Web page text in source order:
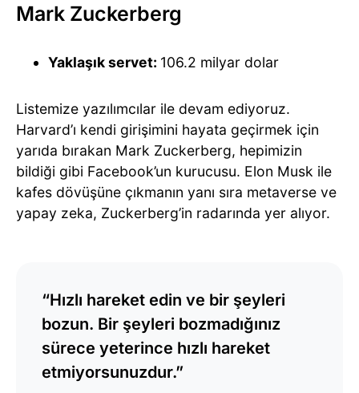
Mark Zuckerberg
Yaklaşık servet: 106.2 milyar dolar
Listemize yazılımcılar ile devam ediyoruz.
Harvard’ı kendi girişimini hayata geçirmek için
yarıda bırakan Mark Zuckerberg, hepimizin
bildiği gibi Facebook’un kurucusu. Elon Musk ile
kafes dövüşüne çıkmanın yanı sıra metaverse ve
yapay zeka, Zuckerberg’in radarında yer alıyor.
“Hızlı hareket edin ve bir şeyleri
bozun. Bir şeyleri bozmadığınız
sürece yeterince hızlı hareket
etmiyorsunuzdur.”